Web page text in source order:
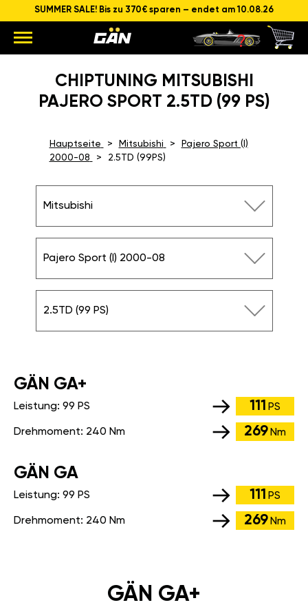
SUMMER SALE! Bis zu 370€ sparen – endet am 10.08.26
CHIPTUNING MITSUBISHI
PAJERO SPORT 2.5TD (99 PS)
Hauptseite Mitsubishi
Pajero Sport (I)
2000-08
2.5TD (99PS)
Mitsubishi
Pajero Sport (I) 2000-08
2.5TD (99 PS)
GÄN GA+
Leistung: 99 PS 111 PS
Drehmoment: 240 Nm 269 Nm
GÄN GA
Leistung: 99 PS 111 PS
Drehmoment: 240 Nm 269 Nm
GÄN GA+